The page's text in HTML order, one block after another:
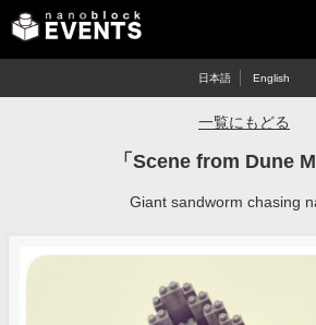
日本語 English
一覧にもどる
「Scene from Dune
Giant sandworm chasing